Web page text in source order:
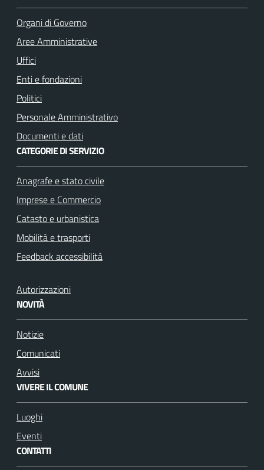
o
o
k
a
g
r
m
Organi di Governo
Aree Amministrative
Uffici
Enti e fondazioni
Politici
Personale Amministrativo
Documenti e dati
CATEGORIE DI SERVIZIO
Anagrafe e stato civile
Imprese e Commercio
Catasto e urbanistica
Mobilità e trasporti
Feedback accessibilità
Autorizzazioni
NOVITÀ
Notizie
Comunicati
Avvisi
VIVERE IL COMUNE
Luoghi
Eventi
CONTATTI